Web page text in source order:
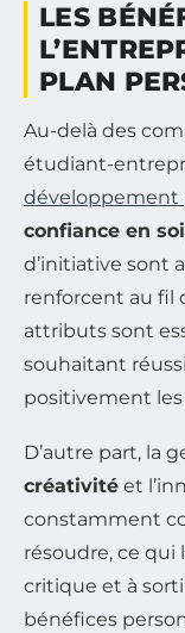
LES
PLAN
Au-delà des
étudiant-
développement
confiance en soi
d’initiative sont
renforcent au fil
attributs sont
souhaitant
positivement
D’autre part, la
créativité et
constamment
résoudre, ce qui
critique et à
bénéfices